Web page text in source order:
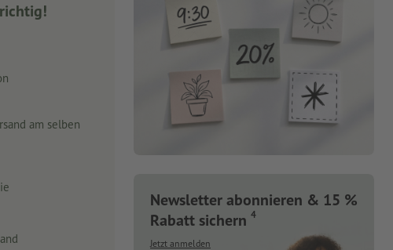
am selben
Newsletter abonnieren & 15 %
Rabatt sichern 4
Jetzt anmelden